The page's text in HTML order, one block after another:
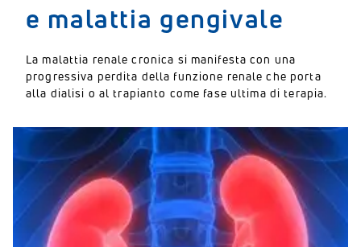
e malattia gengivale
La malattia renale cronica si manifesta con una
progressiva perdita della funzione renale che porta
alla dialisi o al trapianto come fase ultima di terapia.